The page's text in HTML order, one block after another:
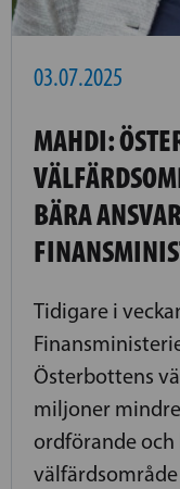
03.07.2025
MAHDI:
BÄRA
Tidigare i
Österbottens
miljoner
ordförande